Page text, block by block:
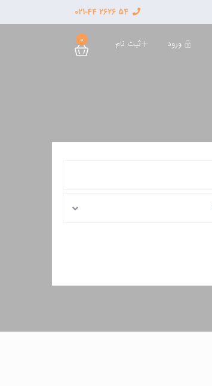
54 2626 021-44
0 ورود ثبت نام